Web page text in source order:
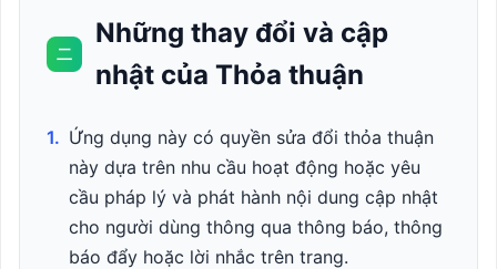
二
Những thay đổi và cập
nhật của Thỏa thuận
1. Ứng dụng này có quyền sửa đổi thỏa thuận
này dựa trên nhu cầu hoạt động hoặc yêu
cầu pháp lý và phát hành nội dung cập nhật
cho người dùng thông qua thông báo, thông
báo đẩy hoặc lời nhắc trên trang.